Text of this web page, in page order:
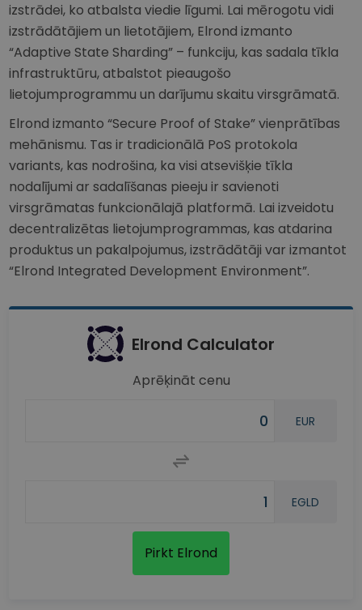
izstrādei, ko atbalsta viedie līgumi. Lai mērogotu vidi
izstrādātājiem un lietotājiem, Elrond izmanto
“Adaptive State Sharding” – funkciju, kas sadala tīkla
infrastruktūru, atbalstot pieaugošo
lietojumprogrammu un darījumu skaitu virsgrāmatā.
Elrond izmanto “Secure Proof of Stake” vienprātības
mehānismu. Tas ir tradicionālā PoS protokola
variants, kas nodrošina, ka visi atsevišķie tīkla
nodalījumi ar sadalīšanas pieeju ir savienoti
virsgrāmatas funkcionālajā platformā. Lai izveidotu
decentralizētas lietojumprogrammas, kas atdarina
produktus un pakalpojumus, izstrādātāji var izmantot
“Elrond Integrated Development Environment”.
Elrond Calculator
Aprēķināt cenu
EUR
EGLD
Pirkt Elrond